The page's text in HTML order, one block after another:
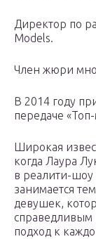
Директор по
Models.
Член жюри
В 2014 году
передаче
Широкая
когда Лаура
в реалити-шоу
занимается
девушек,
справедливым
подход к